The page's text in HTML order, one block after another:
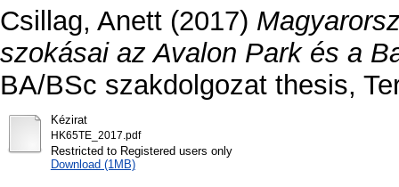
Csillag, Anett (2017)
szokásai az Avalon Park és a
BA/BSc szakdolgozat thesis,
Kézirat
HK65TE_2017.pdf
Restricted to Registered users only
Download (1MB)